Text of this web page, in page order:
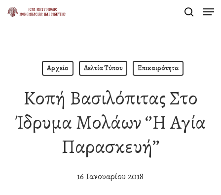
Skip
Αρχείο Δελτία Τύπου Επικαιρότητα
Κοπή Βασιλόπιτας Στο
Ίδρυμα Μολάων ‘’η Αγία
Παρασκευή’’
16 Ιανουαρίου 2018